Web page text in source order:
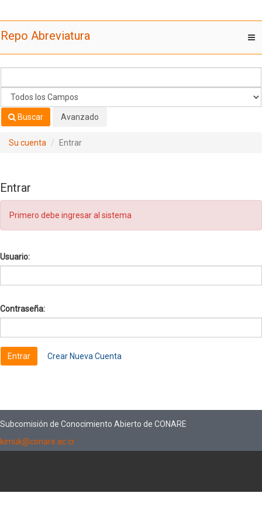
Repo Abreviatura
Buscar Avanzado
Su cuenta Entrar
Entrar
Primero debe ingresar al sistema
Usuario:
Contraseña:
Crear Nueva Cuenta
Subcomisión de Conocimiento Abierto de CONARE
kimuk@conare.ac.cr